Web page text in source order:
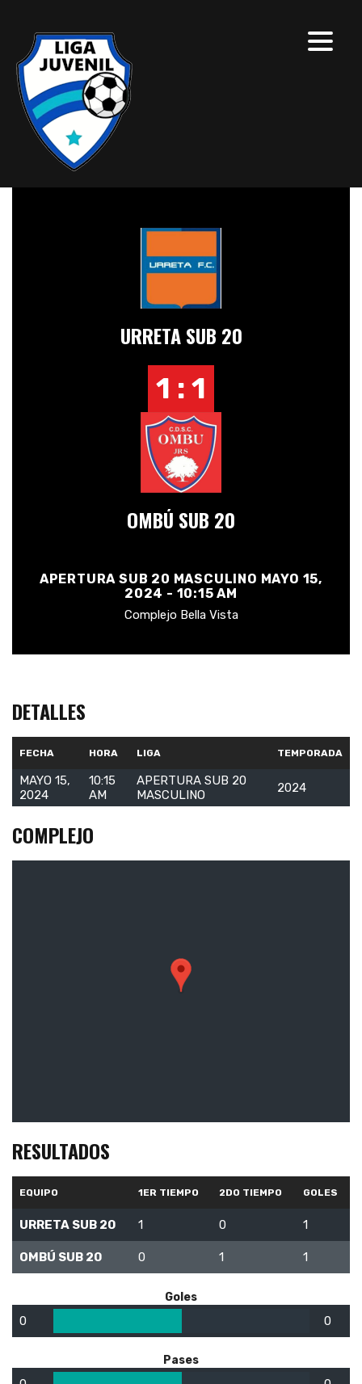
URRETA SUB 20
1 : 1
OMBÚ SUB 20
APERTURA SUB 20 MASCULINO MAYO 15,
2024 - 10:15 AM
Complejo Bella Vista
DETALLES
FECHA HORA LIGA TEMPORADA
MAYO 15,
2024
10:15
AM
APERTURA SUB 20
MASCULINO
2024
COMPLEJO
RESULTADOS
EQUIPO 1ER TIEMPO 2DO TIEMPO GOLES
URRETA SUB 20 1 0 1
OMBÚ SUB 20 0 1 1
Goles
0 0
Pases